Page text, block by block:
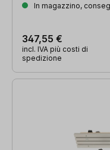
In magazzino,
347,55 €
incl. IVA più costi di
spedizione